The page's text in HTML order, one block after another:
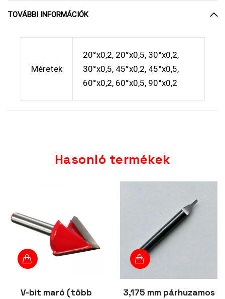
TOVÁBBI INFORMÁCIÓK
Méretek
20°x0,2, 20°x0,5, 30°x0,2,
30°x0,5, 45°x0,2, 45°x0,5,
60°x0,2, 60°x0,5, 90°x0,2
Hasonló termékek
V-bit maró (több
3,175 mm párhuzamos